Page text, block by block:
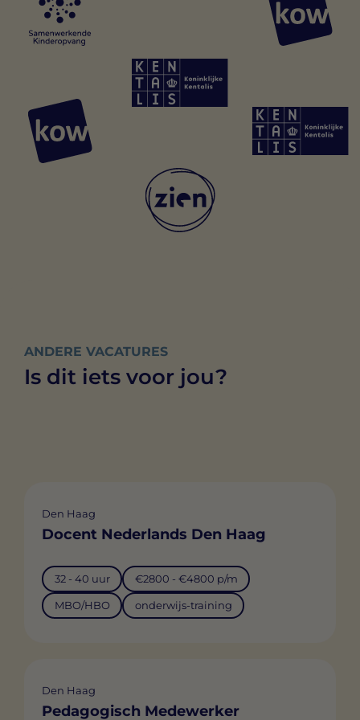
ANDERE VACATURES
Is dit iets voor jou?
Den Haag
Docent Nederlands Den Haag
32 - 40 uur €2800 - €4800 p/m
MBO/HBO onderwijs-training
Den Haag
Pedagogisch Medewerker